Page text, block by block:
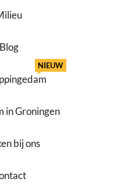
Blog
NIEUW
in Groningen
bij ons